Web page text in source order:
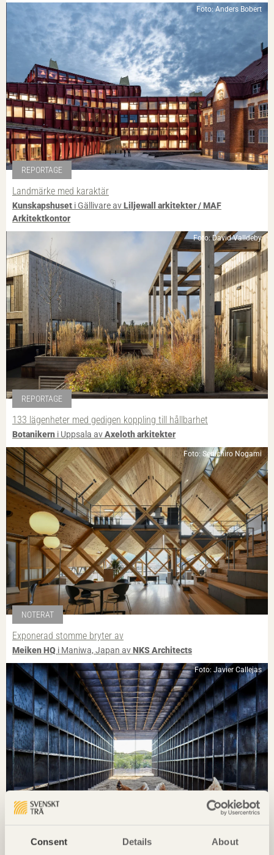
Consent Details About
Foto: Anders Bobert
REPORTAGE
Landmärke med karaktär
Kunskapshuset i Gällivare avLiljewall arkitekter / MAF
Arkitektkontor
Foto: David Valldeby
REPORTAGE
133 lägenheter med gedigen koppling till hållbarhet
Botanikern i Uppsala avAxeloth arkitekter
Foto: Senichiro Nogami
NOTERAT
Exponerad stomme bryter av
Meiken HQ i Maniwa, Japan avNKS Architects
Foto: Javier Callejas